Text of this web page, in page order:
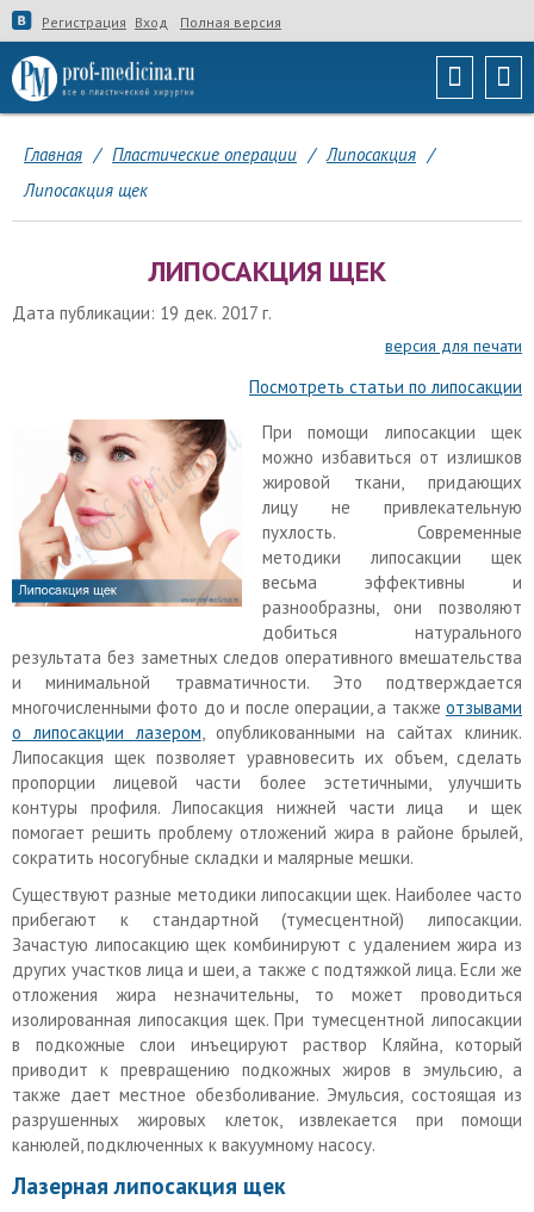
Регистрация Вход Полная версия
Главная / Пластические операции / Липосакция /
Липосакция щек
ЛИПОСАКЦИЯ ЩЕК
Дата публикации: 19 дек. 2017 г.
версия для печати
Посмотреть статьи по липосакции
При помощи липосакции щек
можно избавиться от излишков
жировой ткани, придающих
лицу не привлекательную
пухлость. Современные
методики липосакции щек
весьма эффективны и
разнообразны, они позволяют
добиться натурального
результата без заметных следов оперативного вмешательства
и минимальной травматичности. Это подтверждается
многочисленными фото до и после операции, а также отзывами
о липосакции лазером, опубликованными на сайтах клиник.
Липосакция щек позволяет уравновесить их объем, сделать
пропорции лицевой части более эстетичными, улучшить
контуры профиля. Липосакция нижней части лица и щек
помогает решить проблему отложений жира в районе брылей,
сократить носогубные складки и малярные мешки.
Существуют разные методики липосакции щек. Наиболее часто
прибегают к стандартной (тумесцентной) липосакции.
Зачастую липосакцию щек комбинируют с удалением жира из
других участков лица и шеи, а также с подтяжкой лица. Если же
отложения жира незначительны, то может проводиться
изолированная липосакция щек. При тумесцентной липосакции
в подкожные слои инъецируют раствор Кляйна, который
приводит к превращению подкожных жиров в эмульсию, а
также дает местное обезболивание. Эмульсия, состоящая из
разрушенных жировых клеток, извлекается при помощи
канюлей, подключенных к вакуумному насосу.
Лазерная липосакция щек